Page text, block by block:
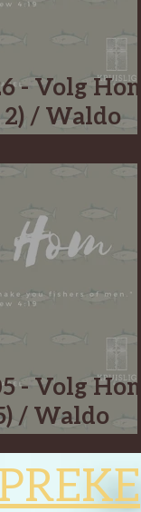
- Volg Hom
/ Waldo
- Volg Hom
/ Waldo